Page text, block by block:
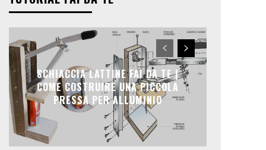
SCHIACCIA LATTINE FAI DA TE |
COME COSTRUIRE UNA PICCOLA
PRESSA PER ALLUMINIO